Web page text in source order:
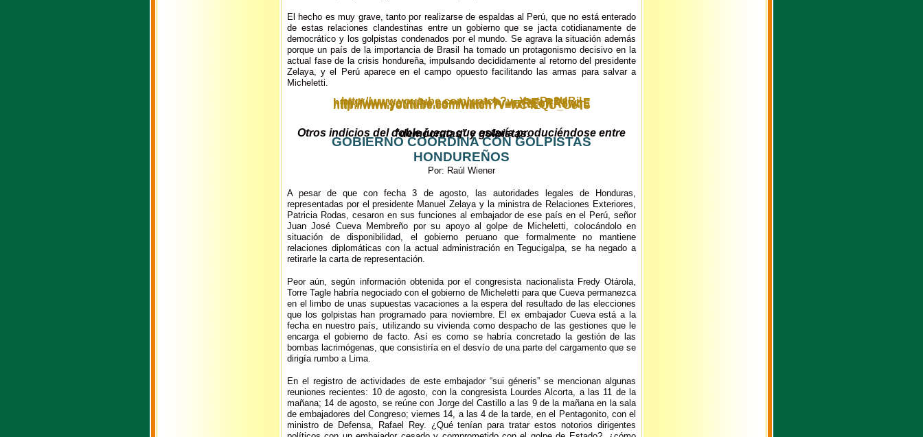
El hecho es muy grave, tanto por realizarse de espaldas al Perú, que no está enterado
de estas relaciones clandestinas entre un gobierno que se jacta cotidianamente de
democrático y los golpistas condenados por el mundo. Se agrava la situación además
porque un país de la importancia de Brasil ha tomado un protagonismo decisivo en la
actual fase de la crisis hondureña, impulsando decididamente al retorno del presidente
Zelaya, y el Perú aparece en el campo opuesto facilitando las armas para salvar a
Micheletti.
http://www.youtube.com/watch?v=YartPc2UBjI
http://www.youtube.com/watch?v=szREoRR8wqE
http://www.youtube.com/watch?v=szREoRR8wqE
http://www.youtube.com/watch?v=wC4LQU_UeTs
Otros indicios del doble juego que estaría produciéndose entre “demócratas” y golpistas.
GOBIERNO COORDINA CON GOLPISTAS
HONDUREÑOS
Por: Raúl Wiener
A pesar de que con fecha 3 de agosto, las autoridades legales de Honduras,
representadas por el presidente Manuel Zelaya y la ministra de Relaciones Exteriores,
Patricia Rodas, cesaron en sus funciones al embajador de ese país en el Perú, señor
Juan José Cueva Membreño por su apoyo al golpe de Micheletti, colocándolo en
situación de disponibilidad, el gobierno peruano que formalmente no mantiene
relaciones diplomáticas con la actual administración en Tegucigalpa, se ha negado a
retirarle la carta de representación.
Peor aún, según información obtenida por el congresista nacionalista Fredy Otárola,
Torre Tagle habría negociado con el gobierno de Micheletti para que Cueva permanezca
en el limbo de unas supuestas vacaciones a la espera del resultado de las elecciones
que los golpistas han programado para noviembre. El ex embajador Cueva está a la
fecha en nuestro país, utilizando su vivienda como despacho de las gestiones que le
encarga el gobierno de facto. Así es como se habría concretado la gestión de las
bombas lacrimógenas, que consistiría en el desvío de una parte del cargamento que se
dirigía rumbo a Lima.
En el registro de actividades de este embajador “sui géneris” se mencionan algunas
reuniones recientes: 10 de agosto, con la congresista Lourdes Alcorta, a las 11 de la
mañana; 14 de agosto, se reúne con Jorge del Castillo a las 9 de la mañana en la sala
de embajadores del Congreso; viernes 14, a las 4 de la tarde, en el Pentagonito, con el
ministro de Defensa, Rafael Rey. ¿Qué tenían para tratar estos notorios dirigentes